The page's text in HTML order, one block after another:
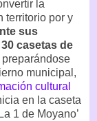
la
territorio por y
sus
casetas de
municipal,
cultural
en la caseta
1 de Moyano’